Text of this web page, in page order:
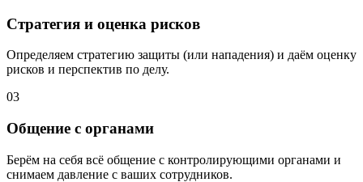
Стратегия и оценка рисков
Определяем стратегию защиты (или нападения) и даём оценку
рисков и перспектив по делу.
03
Общение с органами
Берём на себя всё общение с контролирующими органами и
снимаем давление с ваших сотрудников.